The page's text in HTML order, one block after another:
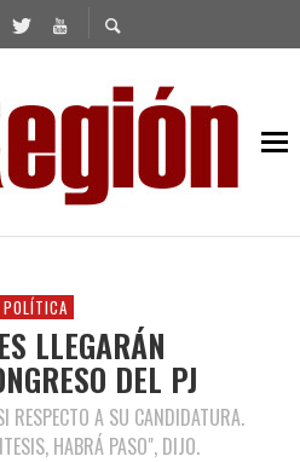
POLÍTICA
LLEGARÁN
DEL PJ
RESPECTO A SU CANDIDATURA.
HABRÁ PASO", DIJO.